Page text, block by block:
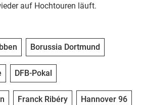
auf Hochtouren läuft.
Borussia Dortmund
DFB-Pokal
Franck Ribéry Hannover 96